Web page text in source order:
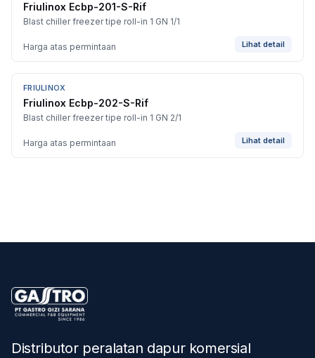
Friulinox Ecbp-201-S-Rif
Blast chiller freezer tipe roll-in 1 GN 1/1
Harga atas permintaan Lihat detail
FRIULINOX
Friulinox Ecbp-202-S-Rif
Blast chiller freezer tipe roll-in 1 GN 2/1
Harga atas permintaan Lihat detail
Distributor peralatan dapur komersial